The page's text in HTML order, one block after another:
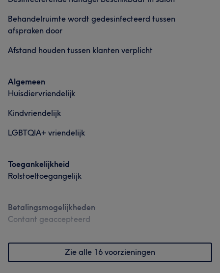
Behandelruimte wordt gedesinfecteerd tussen
afspraken door
Afstand houden tussen klanten verplicht
Algemeen
Huisdiervriendelijk
Kindvriendelijk
LGBTQIA+ vriendelijk
Toegankelijkheid
Rolstoeltoegangelijk
Betalingsmogelijkheden
Contant geaccepteerd
Zie alle 16 voorzieningen